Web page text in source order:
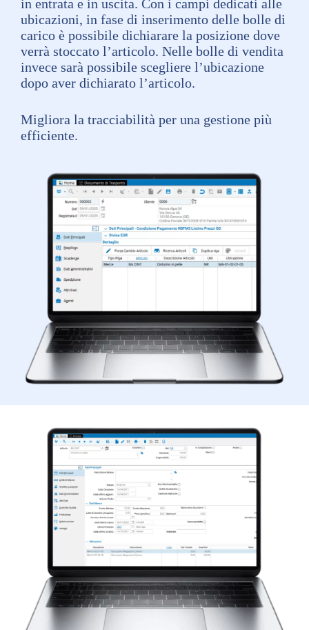
in entrata e in uscita. Con i campi dedicati alle
ubicazioni, in fase di inserimento delle bolle di
carico è possibile dichiarare la posizione dove
verrà stoccato l’articolo. Nelle bolle di vendita
invece sarà possibile scegliere l’ubicazione
dopo aver dichiarato l’articolo.
Migliora la tracciabilità per una gestione più
efficiente.